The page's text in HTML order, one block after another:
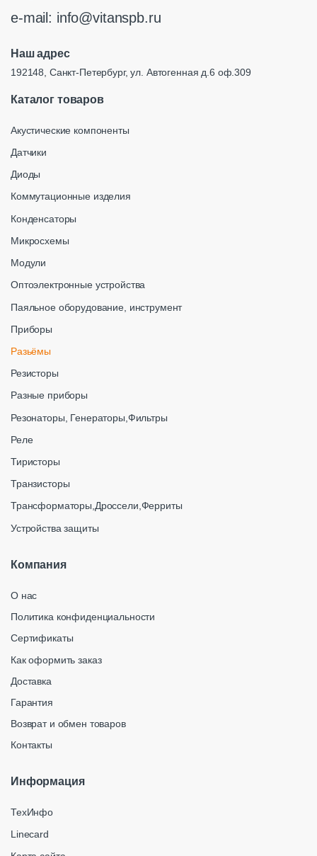
e-mail: info@vitanspb.ru
Наш адрес
192148, Санкт-Петербург, ул. Автогенная д.6 оф.309
Каталог товаров
Акустические компоненты
Датчики
Диоды
Коммутационные изделия
Конденсаторы
Микросхемы
Модули
Оптоэлектронные устройства
Паяльное оборудование, инструмент
Приборы
Разьёмы
Резисторы
Разные приборы
Резонаторы, Генераторы,Фильтры
Реле
Тиристоры
Транзисторы
Трансформаторы,Дроссели,Ферриты
Устройства защиты
Компания
О нас
Политика конфиденциальности
Сертификаты
Как оформить заказ
Доставка
Гарантия
Возврат и обмен товаров
Контакты
Информация
ТехИнфо
Linecard